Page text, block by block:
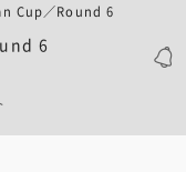
6
Cup／Round 6